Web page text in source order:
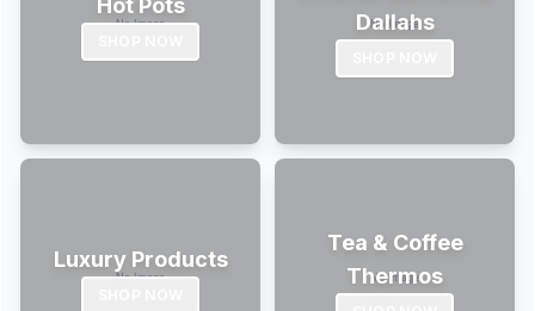
Dallahs
Luxury Products
Tea & Coffee
Thermos